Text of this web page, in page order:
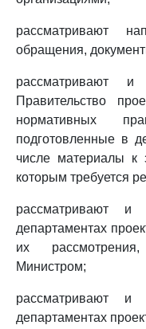
рассматривают
обращения,
рассматривают
Правительство
нормативных
подготовленные в
числе материалы к
которым требуется
рассматривают и
департаментах
их
Министром;
рассматривают и
департаментах